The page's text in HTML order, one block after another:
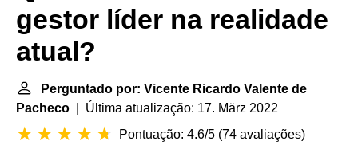
gestor líder na realidade
atual?
Perguntado por: Vicente Ricardo Valente de
Pacheco | Última atualização: 17. März 2022
Pontuação: 4.6/5 (74 avaliações)